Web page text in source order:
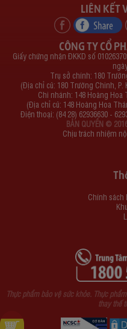
LIÊN KẾT
CÔNG TY CỔ
Giấy chứng nhận ĐKKD số
Trụ sở chính: 180
(Địa chỉ cũ: 180 Trường Chinh,
Chi nhánh: 148 Hoàng Hoa
(Địa chỉ cũ: 148 Hoàng Hoa
Điện thoại: (84 28) 62936630 -
BẢN QUYỀN ©
Chịu trách nhiệm
Chính sách
Thực phẩm bảo vệ sức khỏe. Thực
thay thế